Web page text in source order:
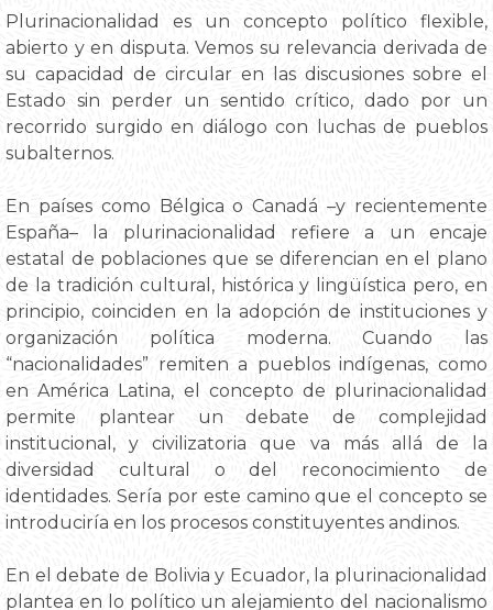
Plurinacionalidad es un concepto político flexible,
abierto y en disputa. Vemos su relevancia derivada de
su capacidad de circular en las discusiones sobre el
Estado sin perder un sentido crítico, dado por un
recorrido surgido en diálogo con luchas de pueblos
subalternos.
En países como Bélgica o Canadá –y recientemente
España– la plurinacionalidad refiere a un encaje
estatal de poblaciones que se diferencian en el plano
de la tradición cultural, histórica y lingüística pero, en
principio, coinciden en la adopción de instituciones y
organización política moderna. Cuando las
“nacionalidades” remiten a pueblos indígenas, como
en América Latina, el concepto de plurinacionalidad
permite plantear un debate de complejidad
institucional, y civilizatoria que va más allá de la
diversidad cultural o del reconocimiento de
identidades. Sería por este camino que el concepto se
introduciría en los procesos constituyentes andinos.
En el debate de Bolivia y Ecuador, la plurinacionalidad
plantea en lo político un alejamiento del nacionalismo